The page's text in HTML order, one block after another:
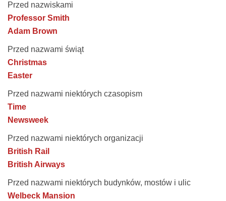
Przed nazwiskami
Professor Smith
Adam Brown
Przed nazwami świąt
Christmas
Easter
Przed nazwami niektórych czasopism
Time
Newsweek
Przed nazwami niektórych organizacji
British Rail
British Airways
Przed nazwami niektórych budynków, mostów i ulic
Welbeck Mansion